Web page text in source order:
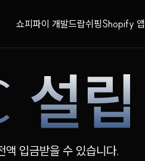
쇼피파이 개발드랍쉬핑Shopify 앱
설립
액 입금받을 수 있습니다.